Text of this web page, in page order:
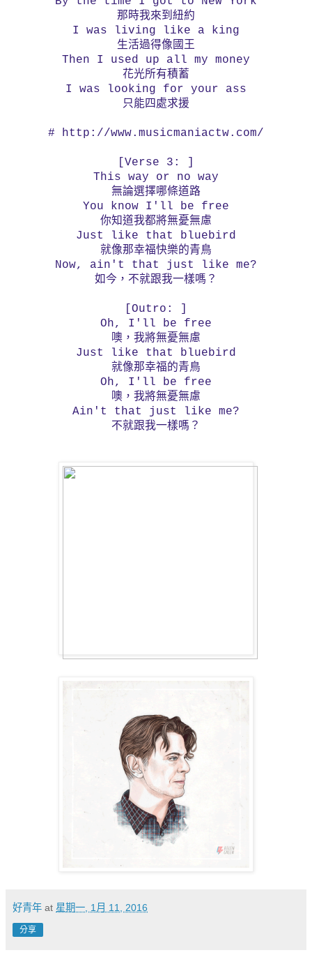
那時我來到紐約
I was living like a king
生活過得像國王
Then I used up all my money
花光所有積蓄
I was looking for your ass
只能四處求援
# http://www.musicmaniactw.com/
[Verse 3: ]
This way or no way
無論選擇哪條道路
You know I'll be free
你知道我都將無憂無慮
Just like that bluebird
就像那幸福快樂的青鳥
Now, ain't that just like me?
如今，不就跟我一樣嗎？
[Outro: ]
Oh, I'll be free
噢，我將無憂無慮
Just like that bluebird
就像那幸福的青鳥
Oh, I'll be free
噢，我將無憂無慮
Ain't that just like me?
不就跟我一樣嗎？
好青年 at 星期一, 1月 11, 2016
分享